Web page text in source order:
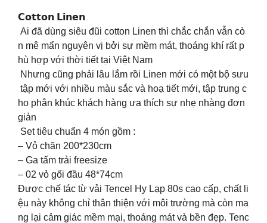
𝗖𝗼𝘁𝘁𝗼𝗻 𝗟𝗶𝗻𝗲𝗻
Ai đã dùng siêu đũi cotton Linen thì chắc chắn vẫn cò
n mê mẩn nguyên vị bởi sự mềm mát, thoáng khí rất p
hù hợp với thời tiết tại Việt Nam
Nhưng cũng phải lâu lắm rồi Linen mới có một bộ sưu
tập mới với nhiều màu sắc và hoạ tiết mới, tập trung c
ho phân khúc khách hàng ưa thích sự nhẹ nhàng đơn
giản
Set tiêu chuẩn 4 món gồm :
– Vỏ chăn 200*230cm
– Ga tấm trải freesize
– 02 vỏ gối đầu 48*74cm
Được chế tác từ vải Tencel Hy Lạp 80s cao cấp, chất li
ệu này không chỉ thân thiện với môi trường mà còn ma
ng lại cảm giác mềm mại, thoáng mát và bền đẹp. Tenc